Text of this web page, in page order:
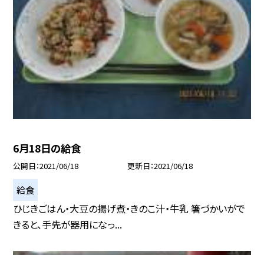
6月18日の給食
公開日 2021/06/18 更新日 2021/06/18
給食
ひじきごはん・大豆の揚げ煮・きのこ汁・牛乳 箸づかいがで
きると、手先が器用になっ...